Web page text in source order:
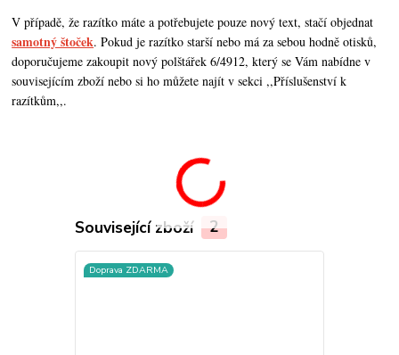
V případě, že razítko máte a potřebujete pouze nový text, stačí objednat
samotný štoček. Pokud je razítko starší nebo má za sebou hodně otisků,
doporučujeme zakoupit nový polštářek 6/4912, který se Vám nabídne v
souvisejícím zboží nebo si ho můžete najít v sekci ,,Příslušenství k
razítkům,,.
Související zboží 2
Doprava ZDARMA